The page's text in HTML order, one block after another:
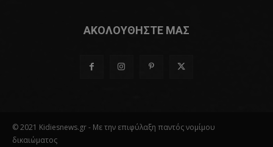
ΑΚΟΛΟΥΘΗΣΤΕ ΜΑΣ
© 2021 Kidiesnews.gr - Με την επιφύλαξη παντός νομίμου
δικαιώματος